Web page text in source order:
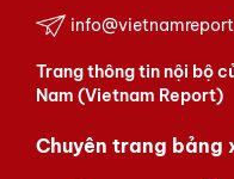
Trang thông tin nội bộ
Nam (Vietnam Report)
Chuyên trang bảng